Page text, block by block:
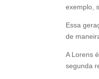
exemplo,
Essa
de
A Lorens
segunda